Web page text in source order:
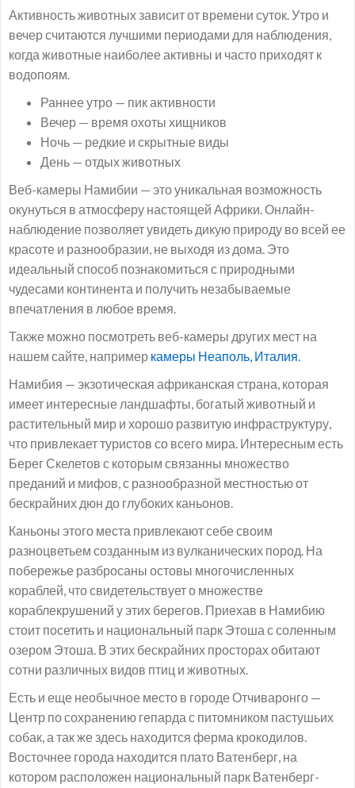
Активность животных зависит от времени суток. Утро и
вечер считаются лучшими периодами для наблюдения,
когда животные наиболее активны и часто приходят к
водопоям.
Раннее утро — пик активности
Вечер — время охоты хищников
Ночь — редкие и скрытные виды
День — отдых животных
Веб-камеры Намибии — это уникальная возможность
окунуться в атмосферу настоящей Африки. Онлайн-
наблюдение позволяет увидеть дикую природу во всей ее
красоте и разнообразии, не выходя из дома. Это
идеальный способ познакомиться с природными
чудесами континента и получить незабываемые
впечатления в любое время.
Также можно посмотреть веб-камеры других мест на
нашем сайте, например камеры Неаполь, Италия.
Намибия — экзотическая африканская страна, которая
имеет интересные ландшафты, богатый животный и
растительный мир и хорошо развитую инфраструктуру,
что привлекает туристов со всего мира. Интересным есть
Берег Скелетов с которым связанны множество
преданий и мифов, с разнообразной местностью от
бескрайних дюн до глубоких каньонов.
Каньоны этого места привлекают себе своим
разноцветьем созданным из вулканических пород. На
побережье разбросаны остовы многочисленных
кораблей, что свидетельствует о множестве
кораблекрушений у этих берегов. Приехав в Намибию
стоит посетить и национальный парк Этоша с соленным
озером Этоша. В этих бескрайних просторах обитают
сотни различных видов птиц и животных.
Есть и еще необычное место в городе Отчиваронго —
Центр по сохранению гепарда с питомником пастушьих
собак, а так же здесь находится ферма крокодилов.
Восточнее города находится плато Ватенберг, на
котором расположен национальный парк Ватенберг-